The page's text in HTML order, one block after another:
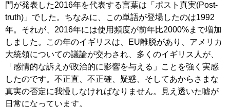
門が発表した2016年を代表する言葉は「ポスト真実(Post-
truth)」でした。ちなみに、この単語が登場したのは1992
年。それが、2016年には使用頻度が前年比2000%まで増加
しました。この年のイギリスは、EU離脱があり、アメリカ
大統領についての議論が交わされ、多くのイギリス人が、
「感情的な訴えが政治的に影響を与える」ことを強く実感
したのです。不正直、不正確、疑惑、そしてあからさまな
真実の否定に我慢しなければなりません。見え透いた嘘が
日常になっています。